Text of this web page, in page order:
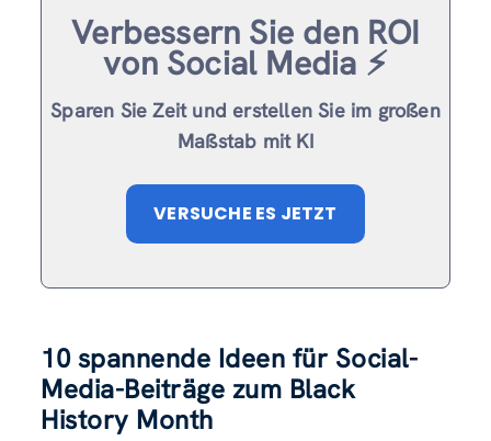
Verbessern Sie den ROI
von Social Media ⚡️
Sparen Sie Zeit und erstellen Sie im großen
Maßstab mit KI
VERSUCHE ES JETZT
10 spannende Ideen für Social-
Media-Beiträge zum Black
History Month